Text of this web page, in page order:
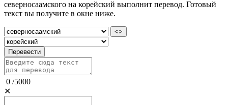
северносаамского на корейский выполнит перевод. Готовый
текст вы получите в окне ниже.
<>
Перевести
0 /5000
✕